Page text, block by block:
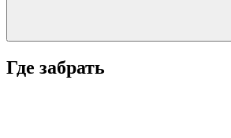
Где забрать